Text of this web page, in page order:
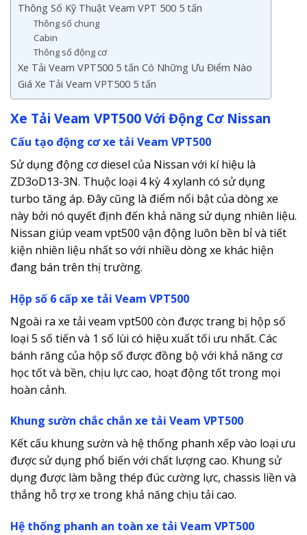
Thông Số Kỹ Thuật Veam VPT 500 5 tấn
Thông số chung
Cabin
Thông số động cơ
Xe Tải Veam VPT500 5 tấn Có Những Ưu Điểm Nào
Giá Xe Tải Veam VPT500 5 tấn
Xe Tải Veam VPT500 Với Động Cơ Nissan
Cấu tạo động cơ xe tải Veam VPT500
Sử dụng động cơ diesel của Nissan với kí hiệu là
ZD3oD13-3N. Thuộc loại 4 kỳ 4 xylanh có sử dụng
turbo tăng áp. Đây cũng là điểm nổi bật của dòng xe
này bởi nó quyết định đến khả năng sử dụng nhiên liệu.
Nissan giúp veam vpt500 vận động luôn bền bỉ và tiết
kiện nhiên liệu nhất so với nhiều dòng xe khác hiện
đang bán trên thị trường.
Hộp số 6 cấp xe tải Veam VPT500
Ngoài ra xe tải veam vpt500 còn được trang bị hộp số
loại 5 số tiến và 1 số lùi có hiệu xuất tối ưu nhất. Các
bánh răng của hộp số được đồng bộ với khả năng cơ
học tốt và bền, chịu lực cao, hoạt động tốt trong mọi
hoàn cảnh.
Khung sườn chắc chắn xe tải Veam VPT500
Kết cấu khung sườn và hệ thống phanh xếp vào loại ưu
được sử dụng phổ biến với chất lượng cao. Khung sử
dụng được làm bằng thép đúc cường lực, chassis liền và
thẳng hỗ trợ xe trong khả năng chịu tải cao.
Hệ thống phanh an toàn xe tải Veam VPT500